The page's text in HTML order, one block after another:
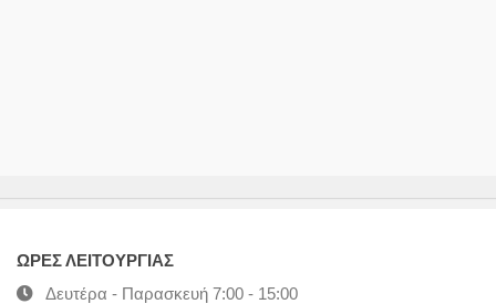
ΩΡΕΣ ΛΕΙΤΟΥΡΓΙΑΣ
Δευτέρα - Παρασκευή 7:00 - 15:00